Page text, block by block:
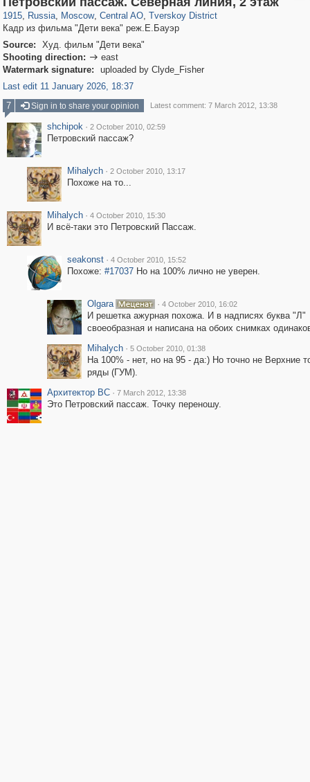
1915, Russia, Moscow, Central AO, Tverskoy District
Кадр из фильма "Дети века" реж.Е.Бауэр
Source:
Худ. фильм "Дети века"
Shooting direction:  east
Watermark signature:
uploaded by Clyde_Fisher
Last edit 11 January 2026, 18:37
7
Sign in to share your opinion Latest comment: 7 March 2012, 13:38
shchipok · 2 October 2010, 02:59
Петровский пассаж?
Mihalych · 2 October 2010, 13:17
Похоже на то...
Mihalych · 4 October 2010, 15:30
И всё-таки это Петровский Пассаж.
seakonst · 4 October 2010, 15:52
Похоже: #17037Но на 100% лично не уверен.
Olgara · 4 October 2010, 16:02
И решетка ажурная похожа. И в надписях буква "Л"
своеобразная и написана на обоих снимках
Mihalych · 5 October 2010, 01:38
На 100% - нет, но на 95 - да:) Но точно не Верхние
ряды (ГУМ).
Архитектор ВС · 7 March 2012, 13:38
Это Петровский пассаж. Точку переношу.